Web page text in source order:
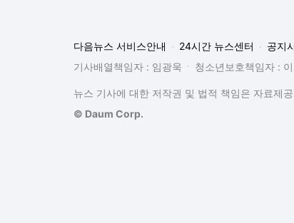
다음뉴스 서비스안내 24시간 뉴스센터 공지
기사배열책임자 : 임광욱
청소년보호책임자 :
뉴스 기사에 대한 저작권 및 법적 책임은 자료제
© Daum Corp.